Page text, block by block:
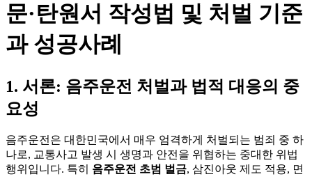
문·탄원서 작성법 및 처벌 기준
과 성공사례
1. 서론: 음주운전 처벌과 법적 대응의 중
요성
음주운전은 대한민국에서 매우 엄격하게 처벌되는 범죄 중 하
나로, 교통사고 발생 시 생명과 안전을 위협하는 중대한 위법
행위입니다. 특히 음주운전 초범 벌금, 삼진아웃 제도 적용, 면